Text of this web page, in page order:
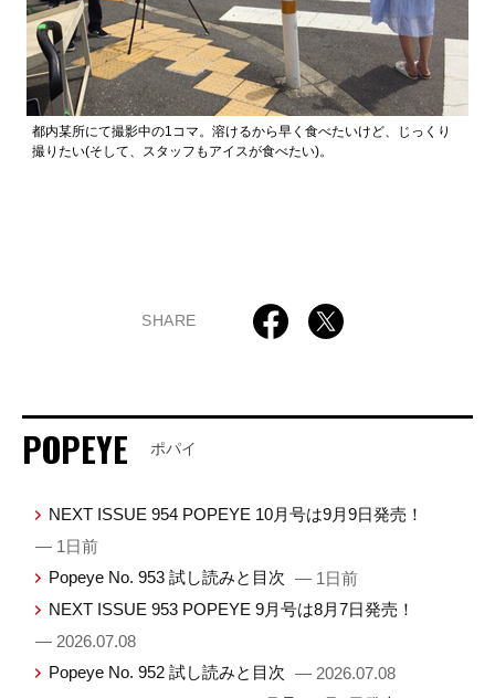
都内某所にて撮影中の1コマ。溶けるから早く食べたいけど、じっくり
撮りたい(そして、スタッフもアイスが食べたい)。
SHARE
POPEYE ポパイ
NEXT ISSUE 954 POPEYE 10月号は9月9日発売！
— 1日前
Popeye No. 953 試し読みと目次 — 1日前
NEXT ISSUE 953 POPEYE 9月号は8月7日発売！
— 2026.07.08
Popeye No. 952 試し読みと目次 — 2026.07.08